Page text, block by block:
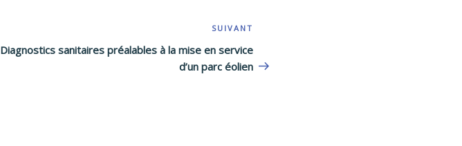
suivant
SUIVANT
Diagnostics sanitaires préalables à la mise en service
d’un parc éolien